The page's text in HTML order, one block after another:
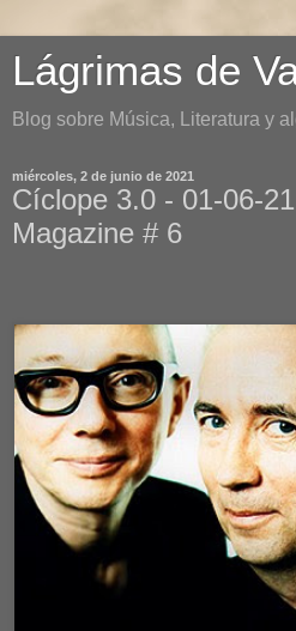
Lágrimas de
Blog sobre Música, Literatura y
miércoles, 2 de junio de 2021
Cíclope 3.0 - 01-06-
Magazine # 6